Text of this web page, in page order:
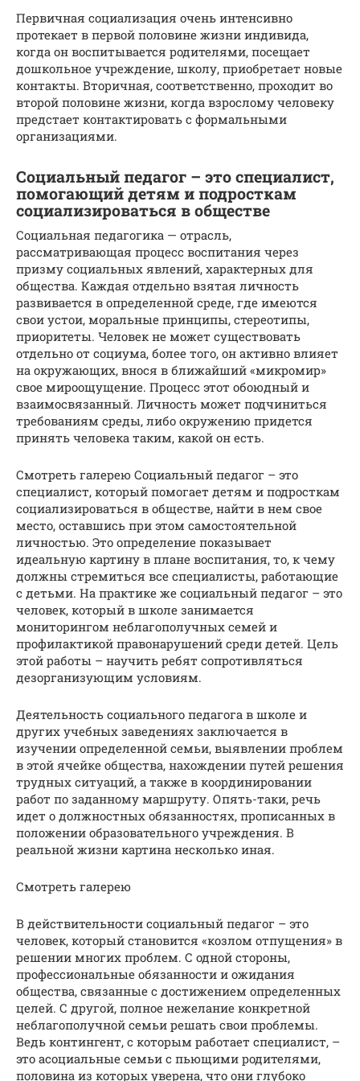
Первичная социализация очень интенсивно
протекает в первой половине жизни индивида,
когда он воспитывается родителями, посещает
дошкольное учреждение, школу, приобретает новые
контакты. Вторичная, соответственно, проходит во
второй половине жизни, когда взрослому человеку
предстает контактировать с формальными
организациями.
Социальный педагог – это специалист,
помогающий детям и подросткам
социализироваться в обществе
Социальная педагогика — отрасль,
рассматривающая процесс воспитания через
призму социальных явлений, характерных для
общества. Каждая отдельно взятая личность
развивается в определенной среде, где имеются
свои устои, моральные принципы, стереотипы,
приоритеты. Человек не может существовать
отдельно от социума, более того, он активно влияет
на окружающих, внося в ближайший «микромир»
свое мироощущение. Процесс этот обоюдный и
взаимосвязанный. Личность может подчиниться
требованиям среды, либо окружению придется
принять человека таким, какой он есть.
Смотреть галерею Социальный педагог – это
специалист, который помогает детям и подросткам
социализироваться в обществе, найти в нем свое
место, оставшись при этом самостоятельной
личностью. Это определение показывает
идеальную картину в плане воспитания, то, к чему
должны стремиться все специалисты, работающие
с детьми. На практике же социальный педагог – это
человек, который в школе занимается
мониторингом неблагополучных семей и
профилактикой правонарушений среди детей. Цель
этой работы – научить ребят сопротивляться
дезорганизующим условиям.
Деятельность социального педагога в школе и
других учебных заведениях заключается в
изучении определенной семьи, выявлении проблем
в этой ячейке общества, нахождении путей решения
трудных ситуаций, а также в координировании
работ по заданному маршруту. Опять-таки, речь
идет о должностных обязанностях, прописанных в
положении образовательного учреждения. В
реальной жизни картина несколько иная.
Смотреть галерею
В действительности социальный педагог – это
человек, который становится «козлом отпущения» в
решении многих проблем. С одной стороны,
профессиональные обязанности и ожидания
общества, связанные с достижением определенных
целей. С другой, полное нежелание конкретной
неблагополучной семьи решать свои проблемы.
Ведь контингент, с которым работает специалист, –
это асоциальные семьи с пьющими родителями,
половина из которых уверена, что они глубоко